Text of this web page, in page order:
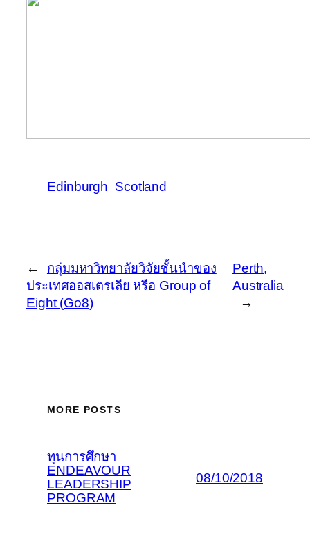
Edinburgh Scotland
←
กลุ่มมหาวิทยาลัยวิจัยชั้นนำของ
ประเทศออสเตรเลีย หรือ Group of
Eight (Go8)
Perth,
Australia
→
MORE POSTS
ทุนการศึกษา
ENDEAVOUR
LEADERSHIP
PROGRAM
08/10/2018